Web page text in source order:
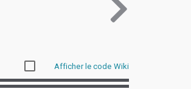
Afficher le code Wiki